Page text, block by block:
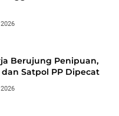
Berujung Penipuan,
Satpol PP Dipecat